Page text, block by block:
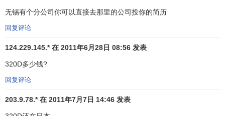
无锡有个分公司你可以直接去那里的公司投你的简历
回复评论
124.229.145.* 在 2011年6月28日 08:56 发表
320D多少钱?
回复评论
203.9.78.* 在 2011年7月7日 14:46 发表